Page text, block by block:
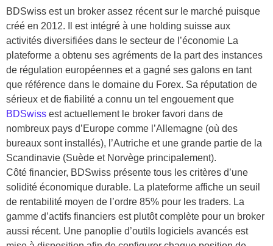
BDSwiss est un broker assez récent sur le marché puisque
créé en 2012. Il est intégré à une holding suisse aux
activités diversifiées dans le secteur de l’économie La
plateforme a obtenu ses agréments de la part des instances
de régulation européennes et a gagné ses galons en tant
que référence dans le domaine du Forex. Sa réputation de
sérieux et de fiabilité a connu un tel engouement que
BDSwiss est actuellement le broker favori dans de
nombreux pays d’Europe comme l’Allemagne (où des
bureaux sont installés), l’Autriche et une grande partie de la
Scandinavie (Suède et Norvège principalement).
Côté financier, BDSwiss présente tous les critères d’une
solidité économique durable. La plateforme affiche un seuil
de rentabilité moyen de l’ordre 85% pour les traders. La
gamme d’actifs financiers est plutôt complète pour un broker
aussi récent. Une panoplie d’outils logiciels avancés est